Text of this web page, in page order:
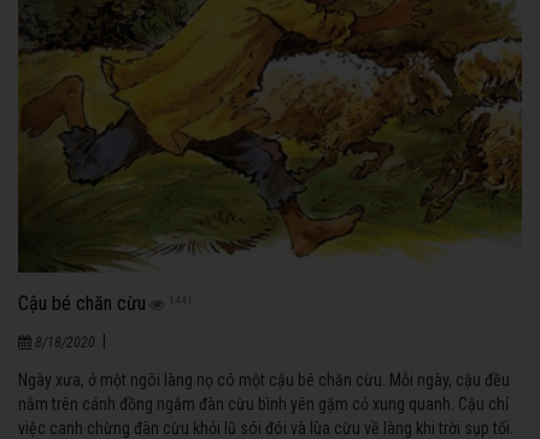
Cậu bé chăn cừu 1441
8/18/2020
Ngày xưa, ở một ngôi làng nọ có một cậu bé chăn cừu. Mỗi ngày, cậu đều
nằm trên cánh đồng ngắm đàn cừu bình yên gặm cỏ xung quanh. Cậu chỉ
việc canh chừng đàn cừu khỏi lũ sói đói và lùa cừu về làng khi trời sụp tối.